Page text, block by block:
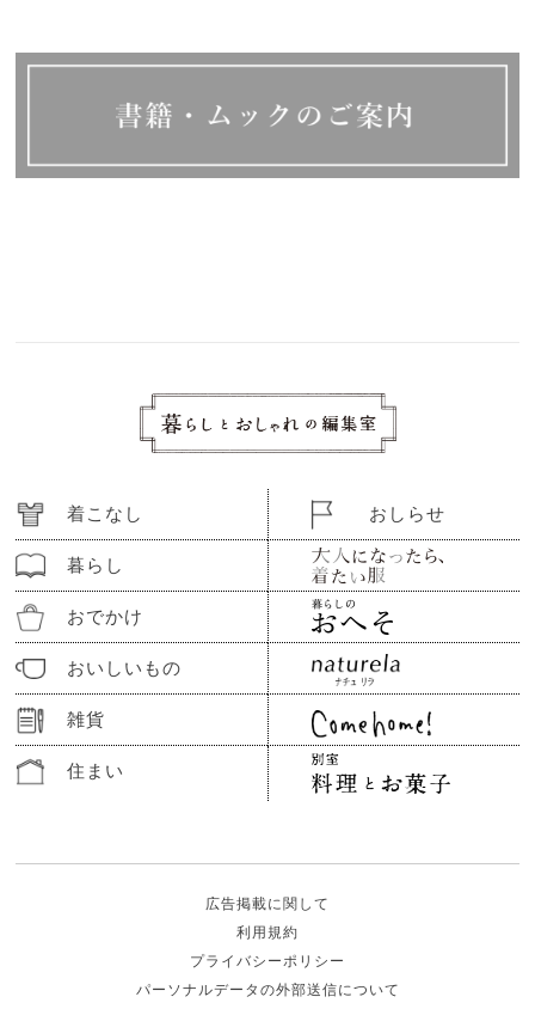
着こなし
暮らし
おでかけ
おいしいもの
雑貨
住まい
おしらせ
広告掲載に関して
利用規約
プライバシーポリシー
パーソナルデータの外部送信について